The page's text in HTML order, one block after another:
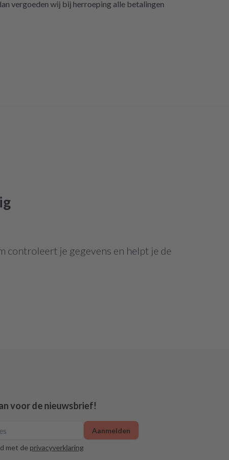
vergoeden wij bij herroeping alle betalingen
controleert je gegevens en helpt je de
voor de nieuwsbrief!
met de privacyverklaring
Aanmelden